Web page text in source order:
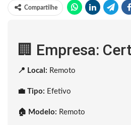
Compartilhe
🏢 Empresa:
📍 Local: Remoto
💼 Tipo: Efetivo
🏠 Modelo: Remoto